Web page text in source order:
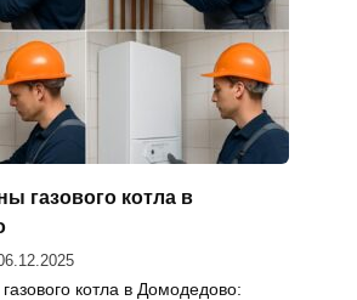
газового котла в
котла в Домодедово: